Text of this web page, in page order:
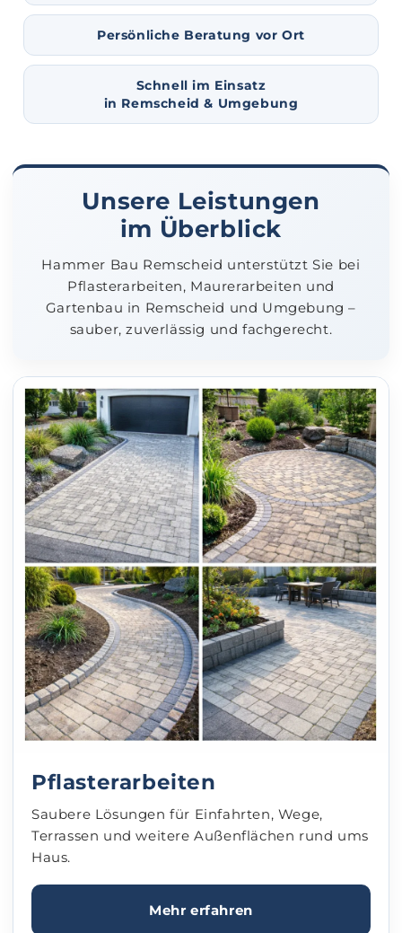
Persönliche Beratung vor Ort
Schnell im Einsatz
in Remscheid & Umgebung
Unsere Leistungen
im Überblick
Hammer Bau Remscheid unterstützt Sie bei
Pflasterarbeiten, Maurerarbeiten und
Gartenbau in Remscheid und Umgebung –
sauber, zuverlässig und fachgerecht.
Pflasterarbeiten
Saubere Lösungen für Einfahrten, Wege,
Terrassen und weitere Außenflächen rund ums
Haus.
Mehr erfahren